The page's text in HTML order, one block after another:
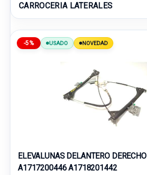
CARROCERIA LATERALES
-5% USADO NOVEDAD
ELEVALUNAS DELANTERO DERECHO
A1717200446 A1718201442